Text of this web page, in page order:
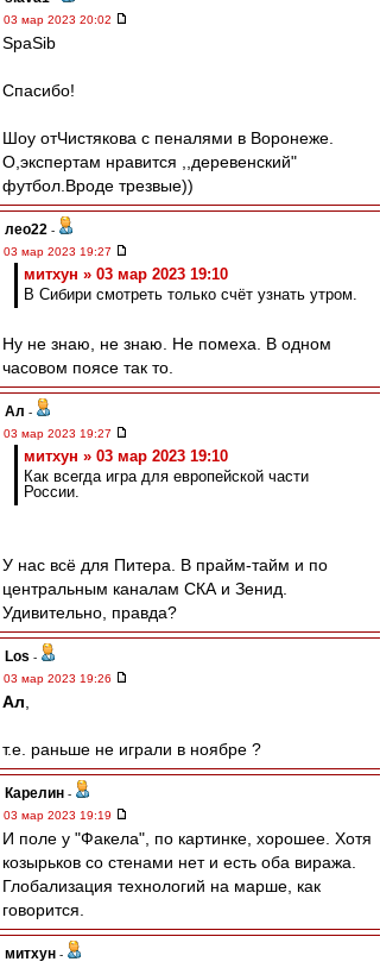
03 мар 2023 20:02
SpaSib
Спасибо!
Шоу отЧистякова с пеналями в Воронеже.
О,экспертам нравится ,,деревенский"
футбол.Вроде трезвые))
лео22 -
03 мар 2023 19:27
митхун » 03 мар 2023 19:10
В Сибири смотреть только счёт узнать утром.
Ну не знаю, не знаю. Не помеха. В одном
часовом поясе так то.
Ал -
03 мар 2023 19:27
митхун » 03 мар 2023 19:10
Как всегда игра для европейской части
России.
У нас всё для Питера. В прайм-тайм и по
центральным каналам СКА и Зенид.
Удивительно, правда?
Los -
03 мар 2023 19:26
Ал
т.е. раньше не играли в ноябре ?
Карелин -
03 мар 2023 19:19
И поле у "Факела", по картинке, хорошее. Хотя
козырьков со стенами нет и есть оба виража.
Глобализация технологий на марше, как
говорится.
митхун -